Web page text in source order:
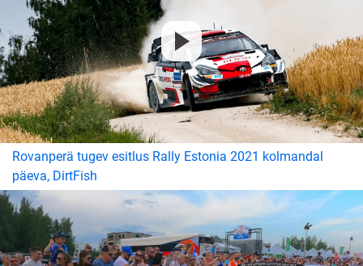
Rovanperä tugev esitlus Rally Estonia 2021 kolmandal
päeva, DirtFish